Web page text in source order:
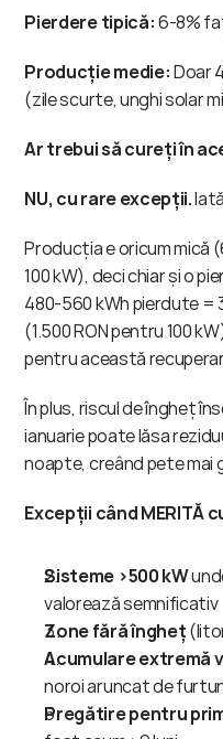
Pierdere tipică: 6-8%
Producție medie: Doar
(zile scurte, unghi solar
Ar trebui să cureți în
NU, cu rare excepții.
Producția e oricum mică
100 kW), deci chiar și o
480-560 kWh pierdute =
(1.500 RON pentru 100
pentru această
În plus, riscul de îngheț
ianuarie poate lăsa
noapte, creând pete mai
Excepții când MERITĂ
Sisteme >500 kW
valorează semnificativ
Zone fără îngheț
Acumulare extremă
noroi aruncat de
Pregătire pentru